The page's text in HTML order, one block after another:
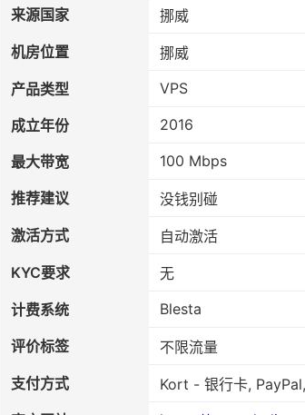
来源国家
挪威
机房位置
挪威
产品类型
VPS
成立年份 2016
最大带宽 100 Mbps
推荐建议
没钱别碰
激活方式
自动激活
KYC要求
无
计费系统
Blesta
评价标签
不限流量
支付方式
Kort - 银行卡,